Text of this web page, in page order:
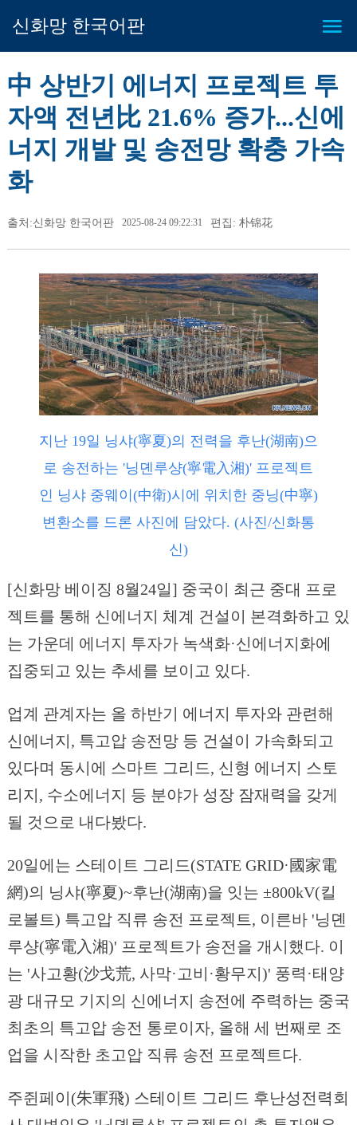
신화망 한국어판
中 상반기 에너지 프로젝트 투
자액 전년比 21.6% 증가...신에
너지 개발 및 송전망 확충 가속
화
출처:신화망 한국어판 2025-08-24 09:22:31 편집: 朴锦花
지난 19일 닝샤(寧夏)의 전력을 후난(湖南)으
로 송전하는 '닝뎬루샹(寧電入湘)' 프로젝트
인 닝샤 중웨이(中衛)시에 위치한 중닝(中寧)
변환소를 드론 사진에 담았다. (사진/신화통
신)
[신화망 베이징 8월24일] 중국이 최근 중대 프로
젝트를 통해 신에너지 체계 건설이 본격화하고 있
는 가운데 에너지 투자가 녹색화·신에너지화에
집중되고 있는 추세를 보이고 있다.
업계 관계자는 올 하반기 에너지 투자와 관련해
신에너지, 특고압 송전망 등 건설이 가속화되고
있다며 동시에 스마트 그리드, 신형 에너지 스토
리지, 수소에너지 등 분야가 성장 잠재력을 갖게
될 것으로 내다봤다.
20일에는 스테이트 그리드(STATE GRID·國家電
網)의 닝샤(寧夏)~후난(湖南)을 잇는 ±800kV(킬
로볼트) 특고압 직류 송전 프로젝트, 이른바 '닝뎬
루샹(寧電入湘)' 프로젝트가 송전을 개시했다. 이
는 '사고황(沙戈荒, 사막·고비·황무지)' 풍력·태양
광 대규모 기지의 신에너지 송전에 주력하는 중국
최초의 특고압 송전 통로이자, 올해 세 번째로 조
업을 시작한 초고압 직류 송전 프로젝트다.
주쥔페이(朱軍飛) 스테이트 그리드 후난성전력회